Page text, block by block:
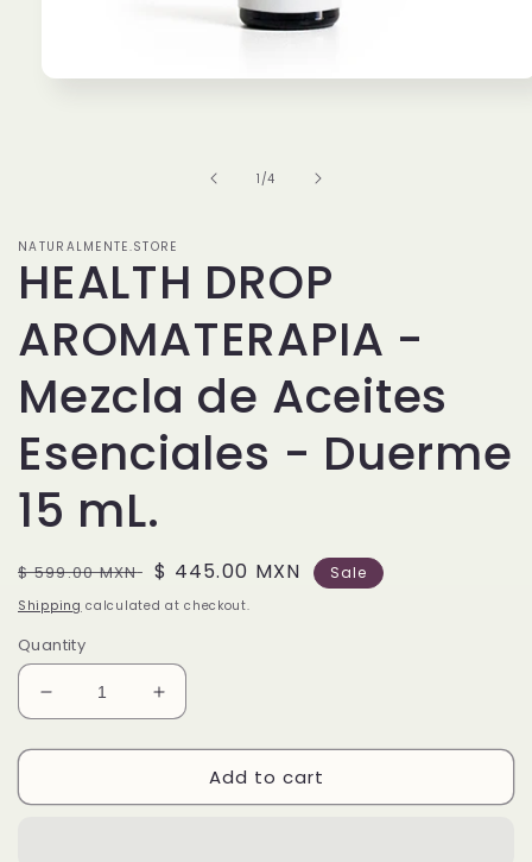
1 /of
4
NATURALMENTE.STORE
HEALTH DROP
AROMATERAPIA -
Mezcla de Aceites
Esenciales - Duerme
15 mL.
Regular
price
$ 599.00 MXN
Sale
price
$ 445.00 MXN Sale
Shipping calculated at checkout.
Quantity
Decrease
quantity
for
DROP
Increase
quantity
for
HEALTH
DROP
Add to cart